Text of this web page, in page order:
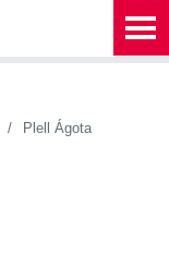
Plell Ágota